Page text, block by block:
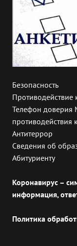
Безопасность
Противодействие
Телефон доверия
противодействия
Антитеррор
Сведения об
Абитуриенту
Коронавирус –
информация,
Политика